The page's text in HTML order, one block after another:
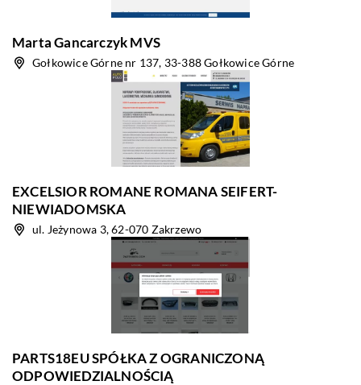
Marta Gancarczyk MVS
Gołkowice Górne nr 137, 33-388 Gołkowice Górne
EXCELSIOR ROMANE ROMANA SEIFERT-
NIEWIADOMSKA
ul. Jeżynowa 3, 62-070 Zakrzewo
PARTS18EU SPÓŁKA Z OGRANICZONĄ
ODPOWIEDZIALNOŚCIĄ